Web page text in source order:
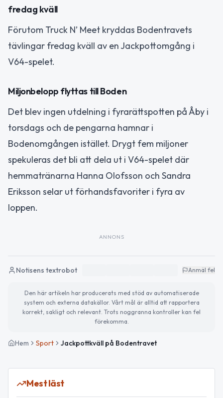
fredag kväll
Förutom Truck N’ Meet kryddas Bodentravets
tävlingar fredag kväll av en Jackpottomgång i
V64-spelet.
Miljonbelopp flyttas till Boden
Det blev ingen utdelning i fyrarättspotten på Åby i
torsdags och de pengarna hamnar i
Bodenomgången istället. Drygt fem miljoner
spekuleras det bli att dela ut i V64-spelet där
hemmatränarna Hanna Olofsson och Sandra
Eriksson selar ut förhandsfavoriter i fyra av
loppen.
ANNONS
Notisens textrobot Anmäl fel
Den här artikeln har producerats med stöd av automatiserade
system och externa datakällor. Vårt mål är alltid att rapportera
korrekt, sakligt och relevant. Trots noggranna kontroller kan fel
förekomma.
Hem Sport Jackpottkväll på Bodentravet
Mest läst